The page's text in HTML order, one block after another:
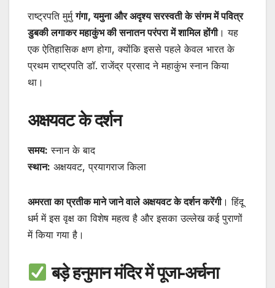
राष्ट्रपति मुर्मुगंगा, यमुना और अदृश्य सरस्वती के संगम में पवित्र
डुबकी लगाकर महाकुंभ की सनातन परंपरा में शामिल होंगी। यह
एक ऐतिहासिक क्षण होगा, क्योंकि इससे पहले केवल भारत के
प्रथम राष्ट्रपति डॉ. राजेंद्र प्रसाद ने महाकुंभ स्नान किया
था।
अक्षयवट के दर्शन
समय: स्नान के बाद
स्थान: अक्षयवट, प्रयागराज किला
अमरता का प्रतीक माने जाने वाले अक्षयवट के दर्शन करेंगी। हिंदू
धर्म में इस वृक्ष का विशेष महत्व है और इसका उल्लेख कई पुराणों
में किया गया है।
बड़े हनुमान मंदिर में पूजा-अर्चना